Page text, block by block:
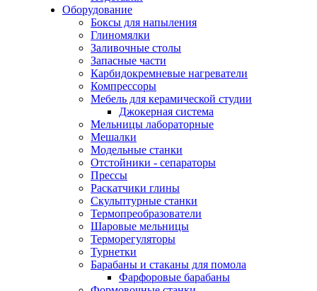
Оборудование
Боксы для напыления
Глиномялки
Заливочные столы
Запасные части
Карбидокремневые нагреватели
Компрессоры
Мебель для керамической студии
Джокерная система
Мельницы лабораторные
Мешалки
Модельные станки
Отстойники - сепараторы
Прессы
Раскатчики глины
Скульптурные станки
Термопреобразователи
Шаровые мельницы
Терморегуляторы
Турнетки
Барабаны и стаканы для помола
Фарфоровые барабаны